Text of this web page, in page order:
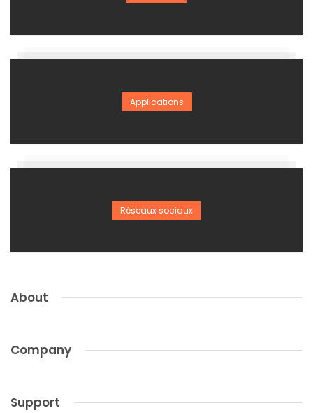
Applications
Réseaux sociaux
About
Company
Support